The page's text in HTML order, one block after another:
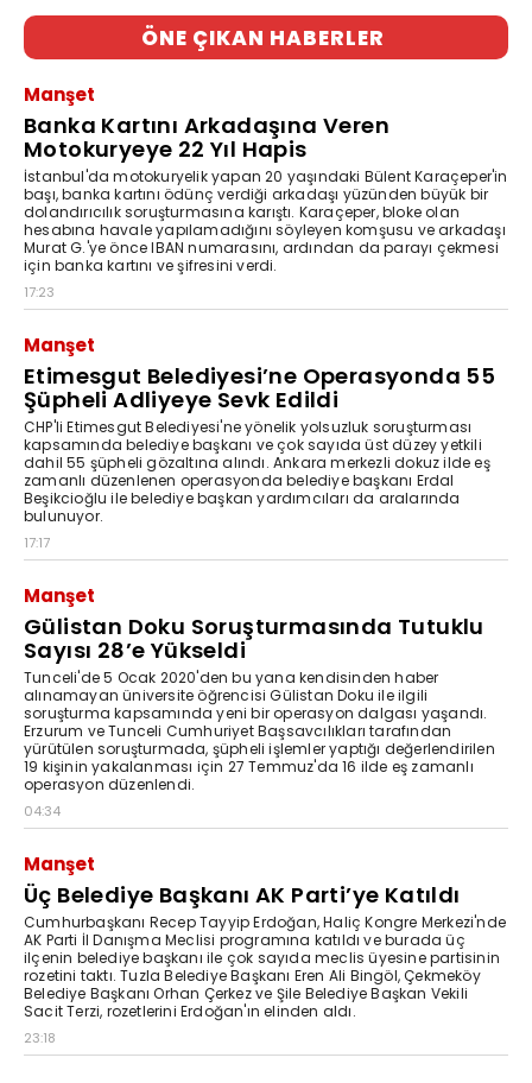
ÖNE ÇIKAN HABERLER
Manşet
Banka Kartını Arkadaşına Veren
Motokuryeye 22 Yıl Hapis
İstanbul'da motokuryelik yapan 20 yaşındaki Bülent Karaçeper'in
başı, banka kartını ödünç verdiği arkadaşı yüzünden büyük bir
dolandırıcılık soruşturmasına karıştı. Karaçeper, bloke olan
hesabına havale yapılamadığını söyleyen komşusu ve arkadaşı
Murat G.'ye önce IBAN numarasını, ardından da parayı çekmesi
için banka kartını ve şifresini verdi.
17:23
Manşet
Etimesgut Belediyesi’ne Operasyonda 55
Şüpheli Adliyeye Sevk Edildi
CHP'li Etimesgut Belediyesi'ne yönelik yolsuzluk soruşturması
kapsamında belediye başkanı ve çok sayıda üst düzey yetkili
dahil 55 şüpheli gözaltına alındı. Ankara merkezli dokuz ilde eş
zamanlı düzenlenen operasyonda belediye başkanı Erdal
Beşikcioğlu ile belediye başkan yardımcıları da aralarında
bulunuyor.
17:17
Manşet
Gülistan Doku Soruşturmasında Tutuklu
Sayısı 28’e Yükseldi
Tunceli'de 5 Ocak 2020'den bu yana kendisinden haber
alınamayan üniversite öğrencisi Gülistan Doku ile ilgili
soruşturma kapsamında yeni bir operasyon dalgası yaşandı.
Erzurum ve Tunceli Cumhuriyet Başsavcılıkları tarafından
yürütülen soruşturmada, şüpheli işlemler yaptığı değerlendirilen
19 kişinin yakalanması için 27 Temmuz'da 16 ilde eş zamanlı
operasyon düzenlendi.
04:34
Manşet
Üç Belediye Başkanı AK Parti’ye Katıldı
Cumhurbaşkanı Recep Tayyip Erdoğan, Haliç Kongre Merkezi'nde
AK Parti İl Danışma Meclisi programına katıldı ve burada üç
ilçenin belediye başkanı ile çok sayıda meclis üyesine partisinin
rozetini taktı. Tuzla Belediye Başkanı Eren Ali Bingöl, Çekmeköy
Belediye Başkanı Orhan Çerkez ve Şile Belediye Başkan Vekili
Sacit Terzi, rozetlerini Erdoğan'ın elinden aldı.
23:18